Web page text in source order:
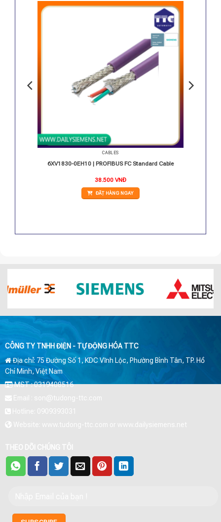
CABLES
6XV1830-0EH10 | PROFIBUS FC Standard Cable
38.500 VNĐ
ĐẶT HÀNG NGAY
CÔNG TY TNHH ĐIỆN - TỰ ĐỘNG HÓA TTC
Địa chỉ: 75 Đường Số 1, KDC Vĩnh Lộc, Phường Bình Tân, TP. Hồ
Chí Minh, Việt Nam
MST : 0319408516
Email : son@tudong-ttc.com
Hotline: 0909393031
Website: www.tudong-ttc.com or www.dailysiemens.net
THEO DÕI CHÚNG TÔI